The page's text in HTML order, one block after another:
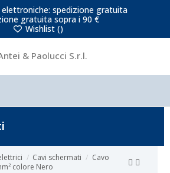
gratuita sopra i 90 €
Wishlist ()
Cavi schermati
Cavo
colore Nero